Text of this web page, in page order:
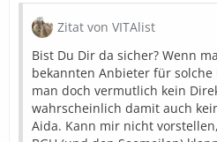
Zitat von VITAlist
Bist Du Dir da sicher? Wenn
bekannten Anbieter für
man doch vermutlich kein
wahrscheinlich damit auch
Aida. Kann mir nicht